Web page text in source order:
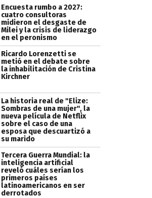
Encuesta rumbo a 2027:
cuatro consultoras
midieron el desgaste de
Milei y la crisis de liderazgo
en el peronismo
Ricardo Lorenzetti se
metió en el debate sobre
la inhabilitación de Cristina
Kirchner
La historia real de "Elize:
Sombras de una mujer", la
nueva película de Netflix
sobre el caso de una
esposa que descuartizó a
su marido
Tercera Guerra Mundial: la
inteligencia artificial
reveló cuáles serían los
primeros países
latinoamericanos en ser
derrotados